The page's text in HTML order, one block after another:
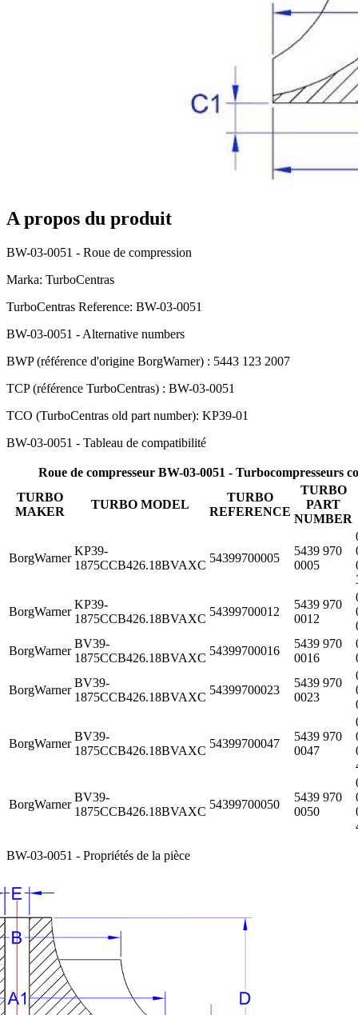
A propos du produit
BW-03-0051 - Roue de compression
Marka: TurboCentras
TurboCentras Reference: BW-03-0051
BW-03-0051 - Alternative numbers
BWP (référence d'origine BorgWarner) : 5443 123 2007
TCP (référence TurboCentras) : BW-03-0051
TCO (TurboCentras old part number): KP39-01
BW-03-0051 - Tableau de compatibilité
Roue de compresseur BW-03-0051 - Turbocompresseurs
TURBO
MAKER
TURBO MODEL
TURBO
REFERENCE
TURBO
PART
NUMBER
BorgWarner
KP39-
1875CCB426.18BVAXC
54399700005
5439 970
0005
BorgWarner
KP39-
1875CCB426.18BVAXC
54399700012
5439 970
0012
BorgWarner
BV39-
1875CCB426.18BVAXC
54399700016
5439 970
0016
BorgWarner
BV39-
1875CCB426.18BVAXC
54399700023
5439 970
0023
BorgWarner
BV39-
1875CCB426.18BVAXC
54399700047
5439 970
0047
BorgWarner
BV39-
1875CCB426.18BVAXC
54399700050
5439 970
0050
BW-03-0051 - Propriétés de la pièce